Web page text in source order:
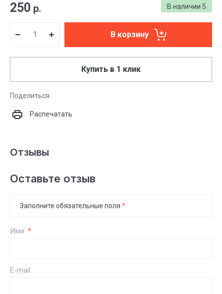
В наличии 5
250 р.
В корзину
Купить в 1 клик
Поделиться
Распечатать
Отзывы
Оставьте отзыв
Заполните обязательные поля *
Имя: *
E-mail: